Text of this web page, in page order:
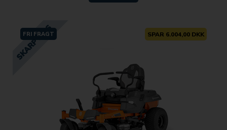
FRI FRAGT SPAR 6.004,00 DKK